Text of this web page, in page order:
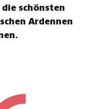
schönsten
Ardennen